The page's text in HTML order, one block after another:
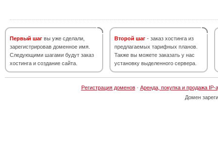
Первый шаг вы уже сделали,
зарегистрировав доменное имя.
Следующими шагами будут заказ
хостинга и создание сайта.
Второй шаг - заказ хостинга из
предлагаемых тарифных планов.
Также вы можете заказать у нас
установку выделенного сервера.
Регистрация доменов· Аренда, покупка и продажа IP-
Домен